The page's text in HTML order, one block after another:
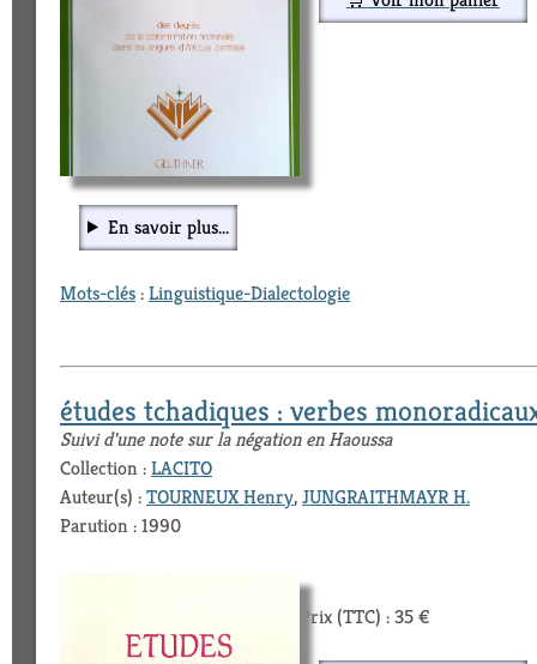
En savoir plus...
Mots-clés:Linguistique-Dialectologie
études tchadiques : verbes
Suivi d'une note sur la négation en Haoussa
Collection :LACITO
Auteur(s) :TOURNEUX Henry,JUNGRAITHMAYR H.
Parution : 1990
Prix (TTC) : 35 €